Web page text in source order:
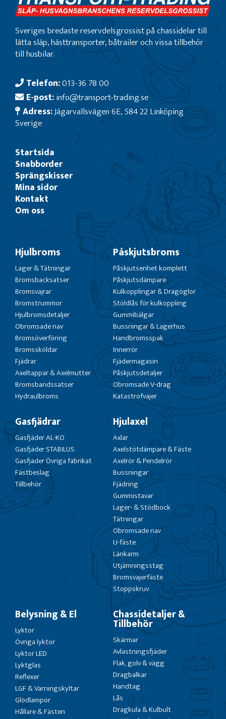
Sveriges bredaste reservdelsgrossist på chassidelar till
lätta släp, hästtransporter, båtrailer och vissa tillbehör
till husbilar.
Telefon:013-36 78 00
E-post:info@transport-trading.se
Adress:Jägarvallsvägen 6E, 584 22 Linköping
Sverige
Startsida
Snabborder
Sprängskisser
Mina sidor
Kontakt
Om oss
Hjulbroms
Lager & Tätningar
Bromsbacksatser
Bromsvajrar
Bromstrummor
Hjulbromsdetaljer
Obromsade nav
Bromsöverföring
Bromssköldar
Fjädrar
Axeltappar & Axelmutter
Bromsbandssatser
Hydraulbroms
Påskjutsbroms
Påskjutsenhet komplett
Påskjutsdämpare
Kulkopplingar & Dragöglor
Stöldlås för kulkoppling
Gummibälgar
Bussningar & Lagerhus
Handbromsspak
Innerrör
Fjädermagasin
Påskjutsdetaljer
Obromsade V-drag
Katastrofvajer
Gasfjädrar
Gasfjäder AL-KO
Gasfjäder STABILUS
Gasfjäder Övriga fabrikat
Fästbeslag
Tillbehör
Hjulaxel
Axlar
Axelstötdämpare & Fäste
Axelrör & Pendelrör
Bussningar
Fjädring
Gummistavar
Lager- & Stödbock
Tätningar
Obromsade nav
U-fäste
Länkarm
Utjämningsstag
Bromsvajerfäste
Stoppskruv
Belysning & El
Lyktor
Övriga lyktor
Lyktor LED
Lyktglas
Reflexer
LGF & Varningskyltar
Glödlampor
Hållare & Fästen
Chassidetaljer &
Tillbehör
Skärmar
Avlastningsfjäder
Flak, golv & vägg
Dragbalkar
Handtag
Lås
Dragkula & Kulbult